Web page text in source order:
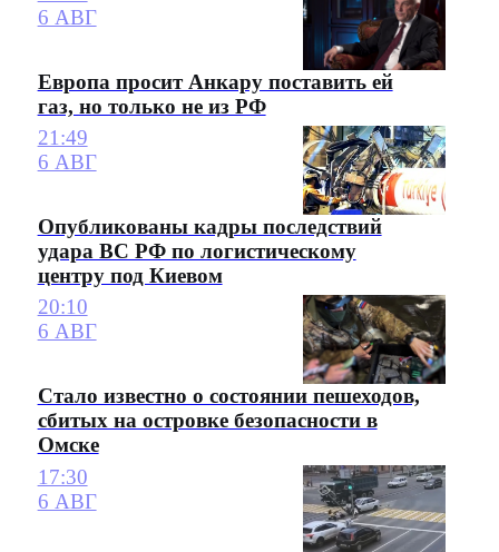
6 АВГ
Европа просит Анкару поставить ей
газ, но только не из РФ
21:49
6 АВГ
Опубликованы кадры последствий
удара ВС РФ по логистическому
центру под Киевом
20:10
6 АВГ
Стало известно о состоянии пешеходов,
сбитых на островке безопасности в
Омске
17:30
6 АВГ